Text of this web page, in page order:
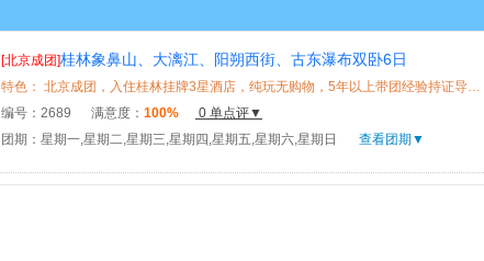
[北京成团]桂林象鼻山、大漓江、阳朔西街、古东瀑布双卧6日
特色： 北京成团，入住桂林挂牌3星酒店，纯玩无购物，5年以上带团经验持证导游员微...
编号： 2689 满意度： 100%
0 单点评▼
团期：星期一,星期二,星期三,星期四,星期五,星期六,星期日
查看团期▼